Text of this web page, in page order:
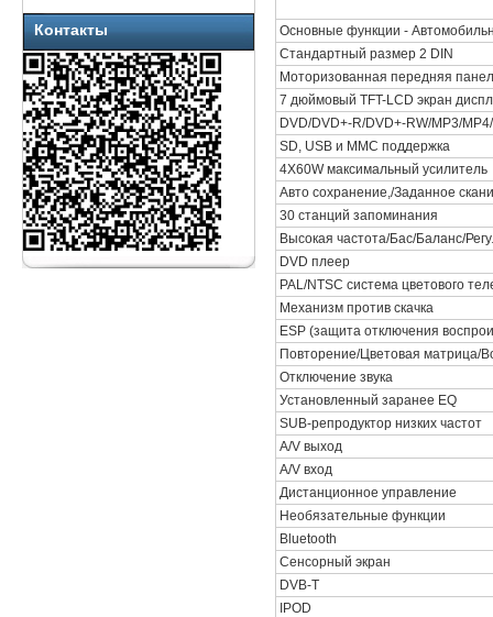
Контакты
Основные функции -
Стандартный размер 2 DIN
Моторизованная передняя
7 дюймовый TFT-LCD экран
DVD/DVD+-R/DVD+-RW/MP3/
SD, USB и MMC поддержка
4X60W максимальный усилитель
Авто сохранение,/Заданное
30 станций запоминания
Высокая частота/Бас/Баланс/
DVD плеер
PAL/NTSC система цветового
Механизм против скачка
ESP (защита отключения
Повторение/Цветовая матрица/
Отключение звука
Установленный заранее EQ
SUB-репродуктор низких частот
A/V выход
A/V вход
Дистанционное управление
Необязательные функции
Bluetooth
Сенсорный экран
DVB-T
IPOD